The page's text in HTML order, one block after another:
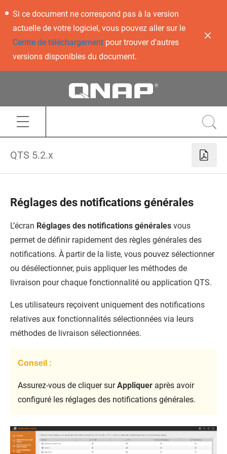
Si ce document ne correspond pas à la version
actuelle de votre logiciel, vous pouvez aller sur le
Centre de téléchargementpour trouver d'autres
versions disponibles du document.
QTS 5.2.x
Réglages des notifications générales
L’écran Réglages des notifications générales vous
permet de définir rapidement des règles générales des
notifications. À partir de la liste, vous pouvez sélectionner
ou désélectionner, puis appliquer les méthodes de
livraison pour chaque fonctionnalité ou application QTS.
Les utilisateurs reçoivent uniquement des notifications
relatives aux fonctionnalités sélectionnées via leurs
méthodes de livraison sélectionnées.
Conseil :
Assurez-vous de cliquer surAppliquer après avoir
configuré les réglages des notifications générales.